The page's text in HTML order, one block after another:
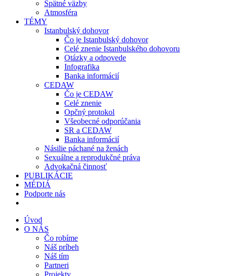
Spätné väzby
Atmosféra
TÉMY
Istanbulský dohovor
Čo je Istanbulský dohovor
Celé znenie Istanbulského dohovoru
Otázky a odpovede
Infografika
Banka informácií
CEDAW
Čo je CEDAW
Celé znenie
Opčný protokol
Všeobecné odporúčania
SR a CEDAW
Banka informácií
Násilie páchané na ženách
Sexuálne a reprodukčné práva
Advokačná činnosť
PUBLIKÁCIE
MÉDIÁ
Podporte nás
Úvod
O NÁS
Čo robíme
Náš príbeh
Náš tím
Partneri
Projekty